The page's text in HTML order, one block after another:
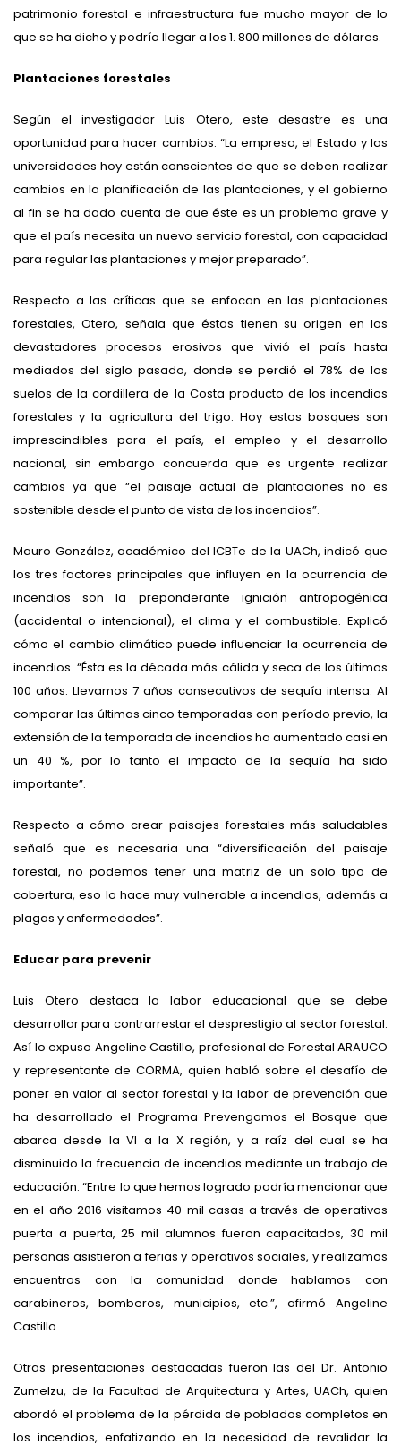
patrimonio forestal e infraestructura fue mucho mayor de lo
que se ha dicho y podría llegar a los 1. 800 millones de dólares.
Plantaciones forestales
Según el investigador Luis Otero, este desastre es una
oportunidad para hacer cambios. “La empresa, el Estado y las
universidades hoy están conscientes de que se deben realizar
cambios en la planificación de las plantaciones, y el gobierno
al fin se ha dado cuenta de que éste es un problema grave y
que el país necesita un nuevo servicio forestal, con capacidad
para regular las plantaciones y mejor preparado”.
Respecto a las críticas que se enfocan en las plantaciones
forestales, Otero, señala que éstas tienen su origen en los
devastadores procesos erosivos que vivió el país hasta
mediados del siglo pasado, donde se perdió el 78% de los
suelos de la cordillera de la Costa producto de los incendios
forestales y la agricultura del trigo. Hoy estos bosques son
imprescindibles para el país, el empleo y el desarrollo
nacional, sin embargo concuerda que es urgente realizar
cambios ya que “el paisaje actual de plantaciones no es
sostenible desde el punto de vista de los incendios”.
Mauro González, académico del ICBTe de la UACh, indicó que
los tres factores principales que influyen en la ocurrencia de
incendios son la preponderante ignición antropogénica
(accidental o intencional), el clima y el combustible. Explicó
cómo el cambio climático puede influenciar la ocurrencia de
incendios. “Ésta es la década más cálida y seca de los últimos
100 años. Llevamos 7 años consecutivos de sequía intensa. Al
comparar las últimas cinco temporadas con período previo, la
extensión de la temporada de incendios ha aumentado casi en
un 40 %, por lo tanto el impacto de la sequía ha sido
importante”.
Respecto a cómo crear paisajes forestales más saludables
señaló que es necesaria una “diversificación del paisaje
forestal, no podemos tener una matriz de un solo tipo de
cobertura, eso lo hace muy vulnerable a incendios, además a
plagas y enfermedades”.
Educar para prevenir
Luis Otero destaca la labor educacional que se debe
desarrollar para contrarrestar el desprestigio al sector forestal.
Así lo expuso Angeline Castillo, profesional de Forestal ARAUCO
y representante de CORMA, quien habló sobre el desafío de
poner en valor al sector forestal y la labor de prevención que
ha desarrollado el Programa Prevengamos el Bosque que
abarca desde la VI a la X región, y a raíz del cual se ha
disminuido la frecuencia de incendios mediante un trabajo de
educación. “Entre lo que hemos logrado podría mencionar que
en el año 2016 visitamos 40 mil casas a través de operativos
puerta a puerta, 25 mil alumnos fueron capacitados, 30 mil
personas asistieron a ferias y operativos sociales, y realizamos
encuentros con la comunidad donde hablamos con
carabineros, bomberos, municipios, etc.”, afirmó Angeline
Castillo.
Otras presentaciones destacadas fueron las del Dr. Antonio
Zumelzu, de la Facultad de Arquitectura y Artes, UACh, quien
abordó el problema de la pérdida de poblados completos en
los incendios, enfatizando en la necesidad de revalidar la